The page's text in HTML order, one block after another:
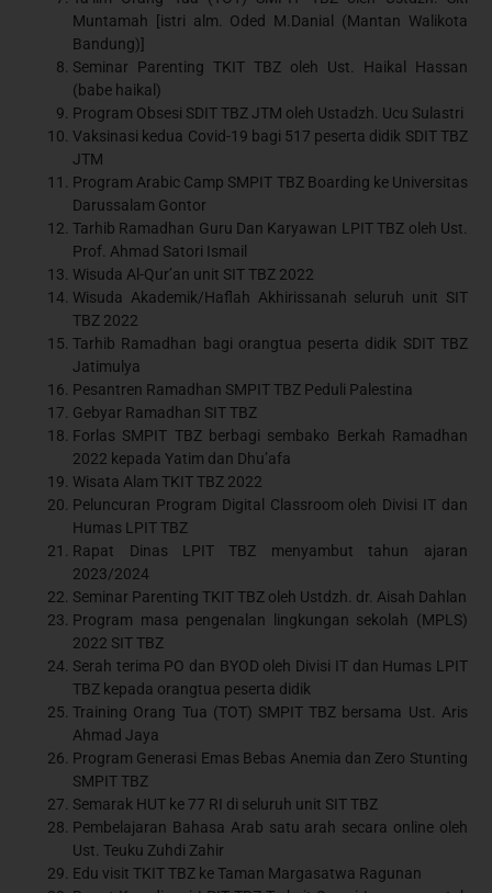
Muntamah [istri alm. Oded M.Danial (Mantan Walikota
Bandung)]
Seminar Parenting TKIT TBZ oleh Ust. Haikal Hassan
(babe haikal)
Program Obsesi SDIT TBZ JTM oleh Ustadzh. Ucu Sulastri
Vaksinasi kedua Covid-19 bagi 517 peserta didik SDIT TBZ
JTM
Program Arabic Camp SMPIT TBZ Boarding ke Universitas
Darussalam Gontor
Tarhib Ramadhan Guru Dan Karyawan LPIT TBZ oleh Ust.
Prof. Ahmad Satori Ismail
Wisuda Al-Qur’an unit SIT TBZ 2022
Wisuda Akademik/Haflah Akhirissanah seluruh unit SIT
TBZ 2022
Tarhib Ramadhan bagi orangtua peserta didik SDIT TBZ
Jatimulya
Pesantren Ramadhan SMPIT TBZ Peduli Palestina
Gebyar Ramadhan SIT TBZ
Forlas SMPIT TBZ berbagi sembako Berkah Ramadhan
2022 kepada Yatim dan Dhu’afa
Wisata Alam TKIT TBZ 2022
Peluncuran Program Digital Classroom oleh Divisi IT dan
Humas LPIT TBZ
Rapat Dinas LPIT TBZ menyambut tahun ajaran
2023/2024
Seminar Parenting TKIT TBZ oleh Ustdzh. dr. Aisah Dahlan
Program masa pengenalan lingkungan sekolah (MPLS)
2022 SIT TBZ
Serah terima PO dan BYOD oleh Divisi IT dan Humas LPIT
TBZ kepada orangtua peserta didik
Training Orang Tua (TOT) SMPIT TBZ bersama Ust. Aris
Ahmad Jaya
Program Generasi Emas Bebas Anemia dan Zero Stunting
SMPIT TBZ
Semarak HUT ke 77 RI di seluruh unit SIT TBZ
Pembelajaran Bahasa Arab satu arah secara online oleh
Ust. Teuku Zuhdi Zahir
Edu visit TKIT TBZ ke Taman Margasatwa Ragunan